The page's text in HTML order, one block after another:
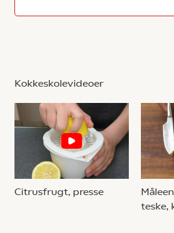
Kokkeskolevideoer
Citrusfrugt, presse
teske,